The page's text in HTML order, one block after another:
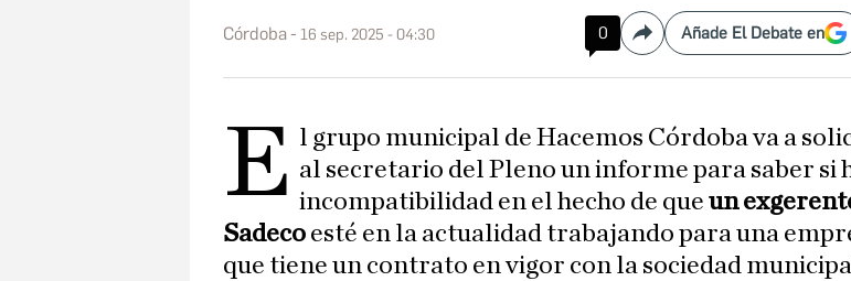
Córdoba 16 sep. 2025 - 04:30 0 CompartirAñade El Debate en
E l grupo municipal de Hacemos Córdoba va a
al secretario del Pleno un informe para saber si
incompatibilidad en el hecho de queun
Sadeco esté en la actualidad trabajando para una
que tiene un contrato en vigor con la sociedad